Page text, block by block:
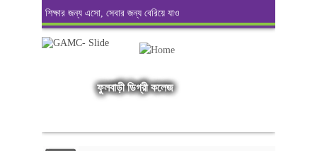
শিক্ষার জন্য এসো, সেবার জন্য বেরিয়ে যাও
ফুলবাড়ী ডিগ্রী কলেজ